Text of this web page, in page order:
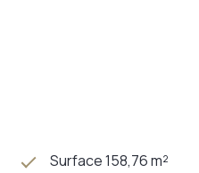
Surface 158,76 m²